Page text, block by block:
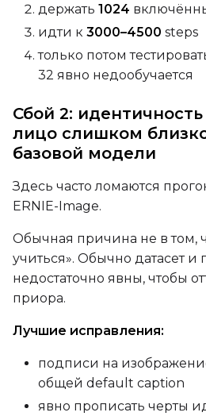
держать 1024
идти к 3000–4500 steps
только потом
32 явно недообучается
Сбой 2:
лицо слишком
базовой модели
Здесь часто ломаются
ERNIE-Image.
Обычная причина не в том,
учиться». Обычно датасет и
недостаточно явны, чтобы
приора.
Лучшие исправления:
подписи на
общей default caption
явно прописать черты